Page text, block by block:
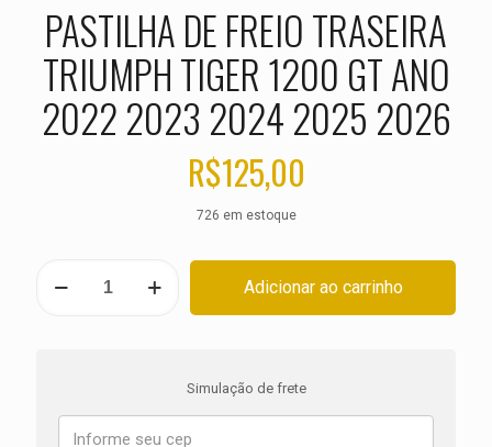
PASTILHA DE FREIO TRASEIRA
TRIUMPH TIGER 1200 GT ANO
2022 2023 2024 2025 2026
R$125,00
726 em estoque
Adicionar ao carrinho
Simulação de frete